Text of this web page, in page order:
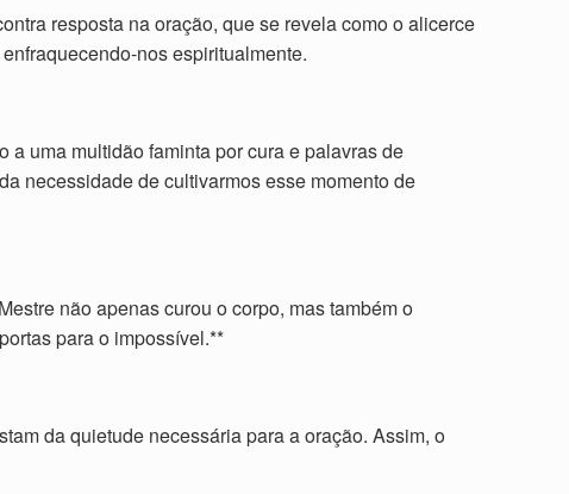
resposta na oração, que se revela como o alicerce
nos espiritualmente.
a uma multidão faminta por cura e palavras de
necessidade de cultivarmos esse momento de
não apenas curou o corpo, mas também o
para o impossível.**
da quietude necessária para a oração. Assim, o